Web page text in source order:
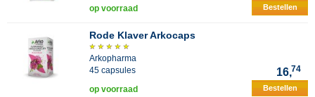
op voorraad Bestellen
Rode Klaver Arkocaps
Arkopharma
45 capsules
16,74
op voorraad Bestellen